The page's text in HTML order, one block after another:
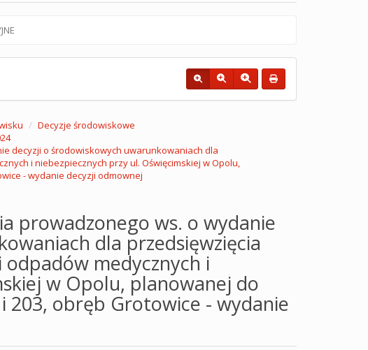
Decyzje środowiskowe
decyzji o środowiskowych uwarunkowaniach dla
i niebezpiecznych przy ul. Oświęcimskiej w Opolu,
- wydanie decyzji odmownej
prowadzonego ws. o wydanie
dla przedsięwzięcia
medycznych i
w Opolu, planowanej do
203, obręb Grotowice - wydanie